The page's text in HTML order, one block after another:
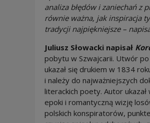
analiza błędów i zaniechań z
równie ważna, jak inspiracja
tradycji najpiękniejsze –
Juliusz Słowacki napisał
pobytu w Szwajcarii. Utwór
ukazał się drukiem w 1834
i należy do najważniejszych
literackich poety. Autor ukazał
epoki i romantyczną wizję
polskich konspiratorów,